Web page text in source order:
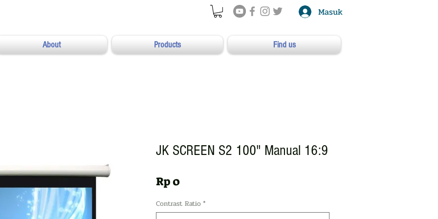
Masuk
About Products Find us
JK SCREEN S2 100" Manual 16:9
Rp 0Harga
Contrast Ratio*